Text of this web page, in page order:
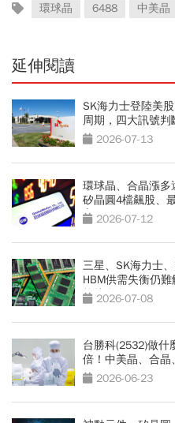
環球晶 6488 中美晶
延伸閱讀
SK海力士登陸美
周期，四大訊號判
2026-07-13
環球晶、合晶漲多
矽晶圓4檔飆股、
高」2026-07-12
三星、SK海力士
HBM供需失衡仍
能接多久？
2026-07-08
台勝科(2532)做什
倍！中美晶、合晶
漲？2026-06-23